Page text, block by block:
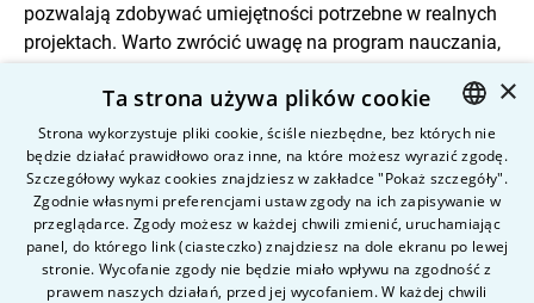
pozwalają zdobywać umiejętności potrzebne w realnych
projektach. Warto zwrócić uwagę na program nauczania,
danych, systemami operacyjnymi, sieciami,
bezpieczeństwem i projektami zespołowymi. Ważne są
również możliwości praktyk oraz kontakt z
wykładowcami mającymi doświadczenie zawodowe.
Studia nie zastąpią samodzielnej pracy, ale mogą dać
uporządkowaną ścieżkę rozwoju i solidne fundamenty.
POLISH
ENGLISH
×
Ta strona używa plików cookie
Strona wykorzystuje pliki cookie, ściśle niezbędne, bez których nie
będzie działać prawidłowo oraz inne, na które możesz wyrazić zgodę.
Szczegółowy wykaz cookies znajdziesz w zakładce "Pokaż szczegóły".
Zgodnie własnymi preferencjami ustaw zgody na ich zapisywanie w
przeglądarce. Zgody możesz w każdej chwili zmienić, uruchamiając
panel, do którego link (ciasteczko) znajdziesz na dole ekranu po lewej
stronie. Wycofanie zgody nie będzie miało wpływu na zgodność z
prawem naszych działań, przed jej wycofaniem. W każdej chwili